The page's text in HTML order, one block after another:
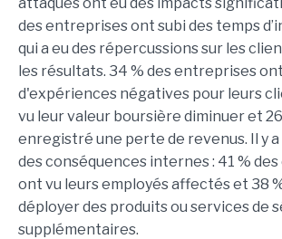
des entreprises ont subi des temps
qui a eu des répercussions sur les
les résultats. 34 % des entreprises
d'expériences négatives pour leurs
vu leur valeur boursière diminuer et
enregistré une perte de revenus. Il y
des conséquences internes : 41 %
ont vu leurs employés affectés et 38
déployer des produits ou services de
supplémentaires.